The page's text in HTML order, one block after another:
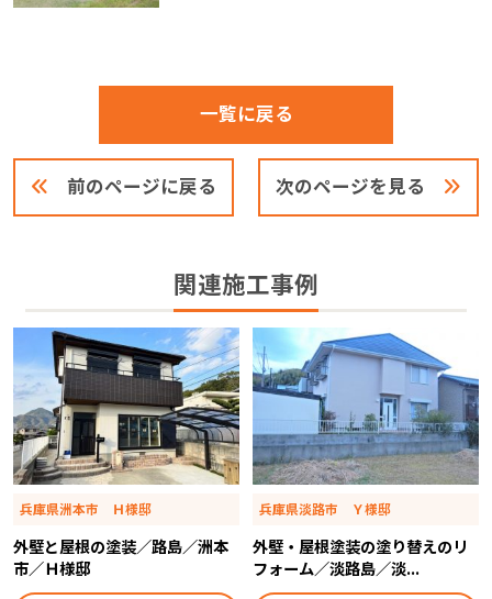
前のページに戻る
一覧に戻る
次のページを見る
関連施工事例
兵庫県洲本市 Ｈ様邸
外壁と屋根の塗装／路島／洲本
市／Ｈ様邸
兵庫県淡路市 Ｙ様邸
外壁・屋根塗装の塗り替えのリ
フォーム／淡路島／淡...